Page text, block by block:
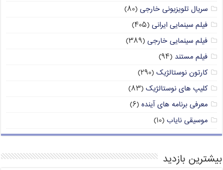
سریال تلویزیونی خارجی (۸۰)
فیلم سینمایی ایرانی (۴۰۵)
فیلم سینمایی خارجی (۳۸۹)
فیلم مستند (۹۴)
کارتون نوستالژیک (۲۹۰)
کلیپ های نوستالژیک (۸۳)
معرفی برنامه های آینده (۶)
موسیقی نایاب (۱۰)
بیشترین بازدید